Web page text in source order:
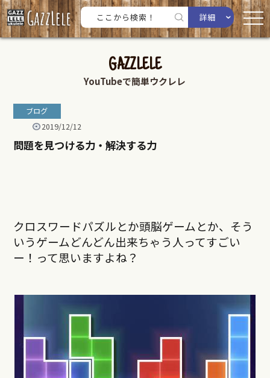
詳細
GAZZLELE
YouTubeで簡単ウクレレ
ブログ
2019/12/12
問題を見つける力・解決する力
クロスワードパズルとか頭脳ゲームとか、そう
いうゲームどんどん出来ちゃう人ってすごい
ー！って思いますよね？